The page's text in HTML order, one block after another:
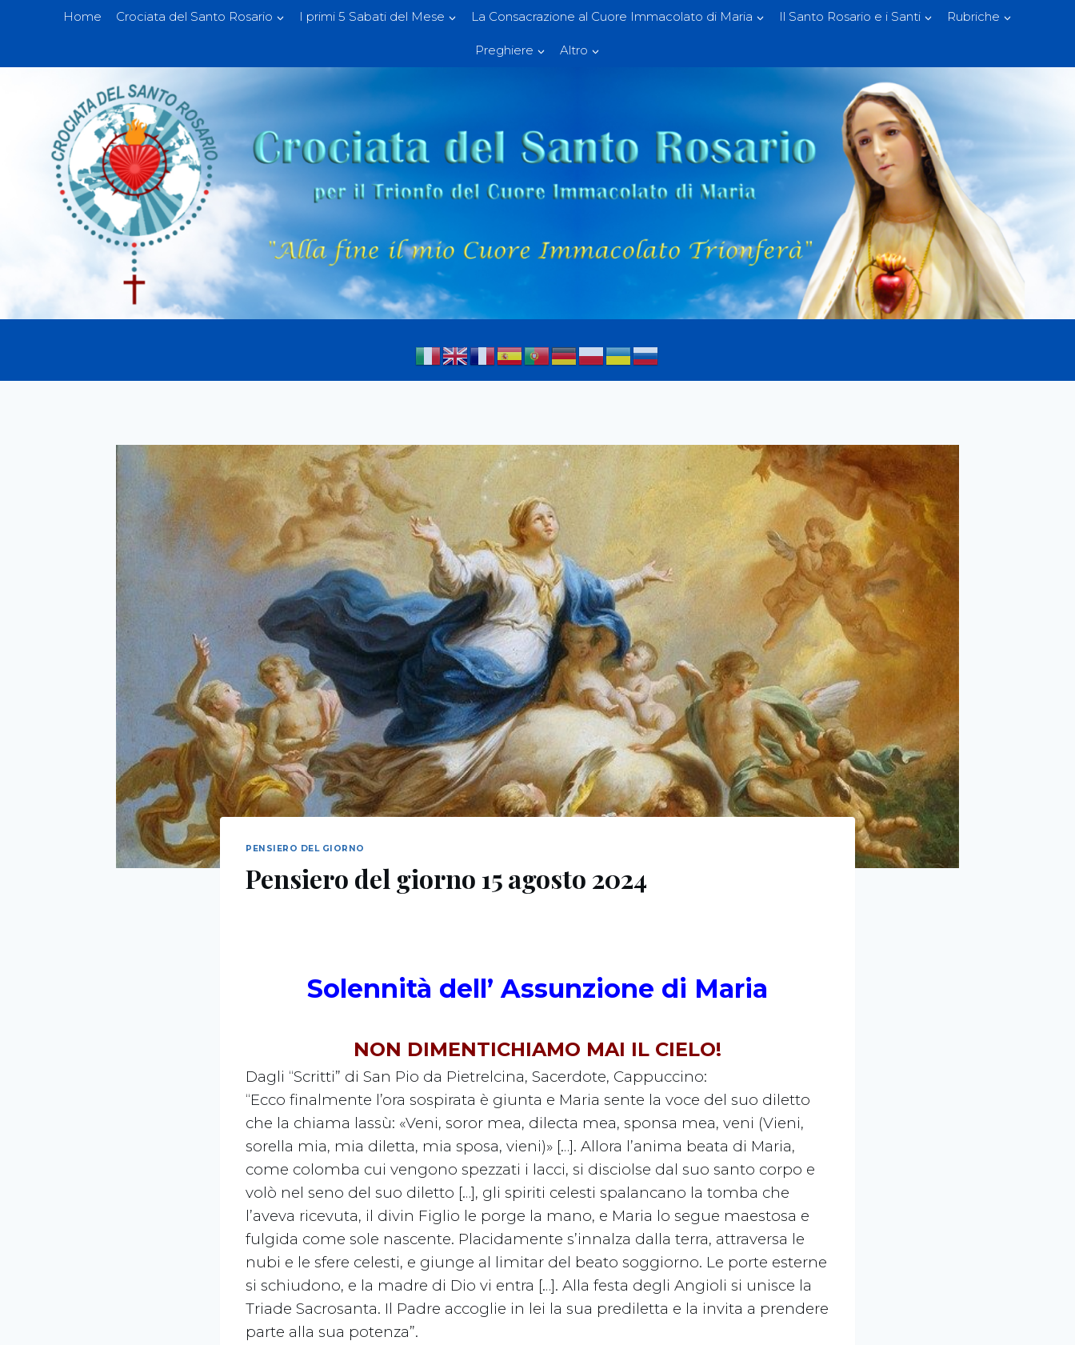
Home Crociata del Santo Rosario I primi 5 Sabati del Mese La Consacrazione al Cuore Immacolato di Maria Il Santo Rosario e i Santi Rubriche
Preghiere Altro
PENSIERO DEL GIORNO
Pensiero del giorno 15 agosto 2024
Solennità dell’ Assunzione di Maria
NON DIMENTICHIAMO MAI IL CIELO!
Dagli “Scritti” di San Pio da Pietrelcina, Sacerdote, Cappuccino:
“Ecco finalmente l’ora sospirata è giunta e Maria sente la voce del suo diletto
che la chiama lassù: «Veni, soror mea, dilecta mea, sponsa mea, veni (Vieni,
sorella mia, mia diletta, mia sposa, vieni)» […]. Allora l’anima beata di Maria,
come colomba cui vengono spezzati i lacci, si disciolse dal suo santo corpo e
volò nel seno del suo diletto […], gli spiriti celesti spalancano la tomba che
l’aveva ricevuta, il divin Figlio le porge la mano, e Maria lo segue maestosa e
fulgida come sole nascente. Placidamente s’innalza dalla terra, attraversa le
nubi e le sfere celesti, e giunge al limitar del beato soggiorno. Le porte esterne
si schiudono, e la madre di Dio vi entra […]. Alla festa degli Angioli si unisce la
Triade Sacrosanta. Il Padre accoglie in lei la sua prediletta e la invita a prendere
parte alla sua potenza”.